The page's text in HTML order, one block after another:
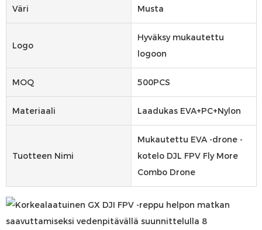
Väri Musta
Logo
Hyväksy mukautettu
logoon
MOQ 500PCS
Materiaali Laadukas EVA+PC+Nylon
Tuotteen Nimi
Mukautettu EVA -drone -
kotelo DJL FPV Fly More
Combo Drone